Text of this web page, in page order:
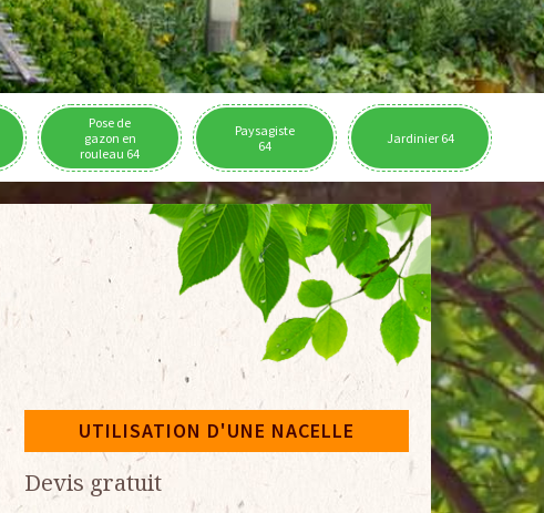
Pose de
gazon en
rouleau 64
Paysagiste
64
Jardinier 64
UTILISATION D'UNE NACELLE
Devis gratuit